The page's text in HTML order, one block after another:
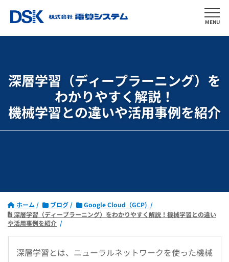
MENU
深層学習（ディープラーニング）を
わかりやすく解説！
機械学習との違いや活用事例を紹介
ホーム ブログ
Google Cloud（GCP)
深層学習（ディープラーニング）をわかりやすく解説！機械学習との違い
や活用事例を紹介
深層学習とは、ニューラルネットワークを使った機械